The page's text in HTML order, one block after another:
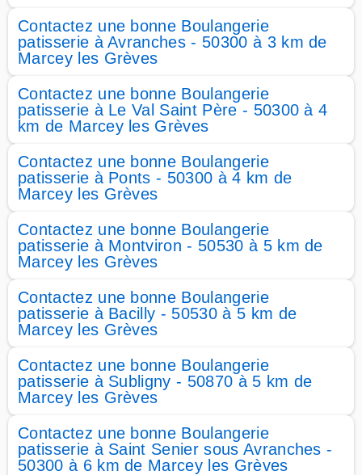
Contactez une bonne Boulangerie
patisserie à Avranches - 50300 à 3 km de
Marcey les Grèves
Contactez une bonne Boulangerie
patisserie à Le Val Saint Père - 50300 à 4
km de Marcey les Grèves
Contactez une bonne Boulangerie
patisserie à Ponts - 50300 à 4 km de
Marcey les Grèves
Contactez une bonne Boulangerie
patisserie à Montviron - 50530 à 5 km de
Marcey les Grèves
Contactez une bonne Boulangerie
patisserie à Bacilly - 50530 à 5 km de
Marcey les Grèves
Contactez une bonne Boulangerie
patisserie à Subligny - 50870 à 5 km de
Marcey les Grèves
Contactez une bonne Boulangerie
patisserie à Saint Senier sous Avranches -
50300 à 6 km de Marcey les Grèves